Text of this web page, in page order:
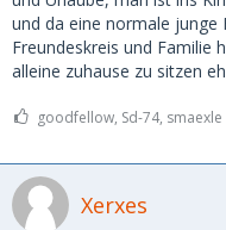
und da eine normale junge
Freundeskreis und Familie
alleine zuhause zu sitzen
goodfellow, Sd-74,
Xerxes